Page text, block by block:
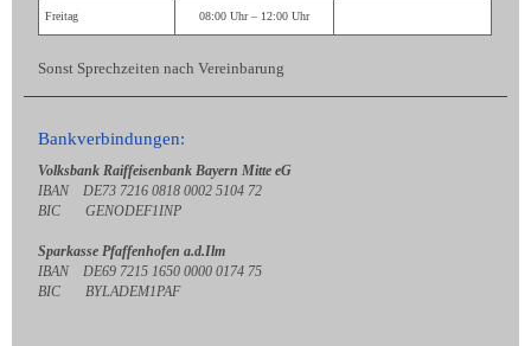
Freitag 08:00 Uhr – 12:00 Uhr
Sonst Sprechzeiten nach Vereinbarung
Bankverbindungen:
Volksbank Raiffeisenbank Bayern Mitte eG
IBAN DE73 7216 0818 0002 5104 72
BIC GENODEF1INP
Sparkasse Pfaffenhofen a.d.Ilm
IBAN DE69 7215 1650 0000 0174 75
BIC BYLADEM1PAF